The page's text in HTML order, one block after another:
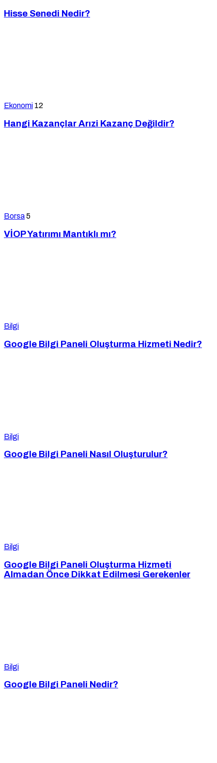
Hisse Senedi Nedir?
Ekonomi 12
Hangi Kazançlar Arızi Kazanç Değildir?
Borsa5
VİOP Yatırımı Mantıklı mı?
Bilgi
Google Bilgi Paneli Oluşturma Hizmeti Nedir?
Bilgi
Google Bilgi Paneli Nasıl Oluşturulur?
Bilgi
Google Bilgi Paneli Oluşturma Hizmeti
Almadan Önce Dikkat Edilmesi Gerekenler
Bilgi
Google Bilgi Paneli Nedir?